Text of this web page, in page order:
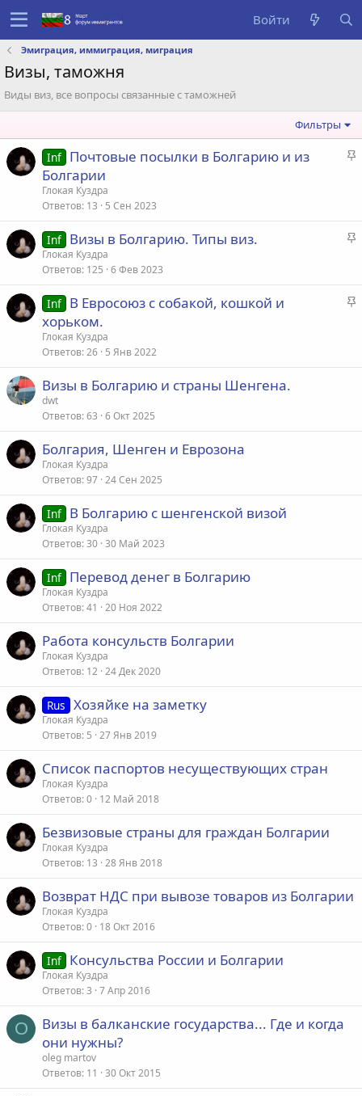
Войти
Эмиграция, иммиграция, миграция
Визы, таможня
Виды виз, все вопросы связанные с таможней
Фильтры
В
я
Inf Почтовые посылки в Болгарию и из
Болгарии
Глокая Куздра
Ответов 13 5 Сен 2023
В
а
Inf Визы в Болгарию. Типы виз.
Глокая Куздра
Ответов 125 6 Фев 2023
В
Inf В Евросоюз с собакой, кошкой и
хорьком.
Глокая Куздра
Ответов 26 5 Янв 2022
Визы в Болгарию и страны Шенгена.
dwt
Ответов 63 6 Окт 2025
Болгария, Шенген и Еврозона
Глокая Куздра
Ответов 97 24 Сен 2025
Inf В Болгарию с шенгенской визой
Глокая Куздра
Ответов 30 30 Май 2023
Inf Перевод денег в Болгарию
Глокая Куздра
Ответов 41 20 Ноя 2022
Работа консульств Болгарии
Глокая Куздра
Ответов 12 24 Дек 2020
Rus Хозяйке на заметку
Глокая Куздра
Ответов 5 27 Янв 2019
Список паспортов несуществующих стран
Глокая Куздра
Ответов 0 12 Май 2018
Безвизовые страны для граждан Болгарии
Глокая Куздра
Ответов 13 28 Янв 2018
Возврат НДС при вывозе товаров из Болгарии
Глокая Куздра
Ответов 0 18 Окт 2016
Inf Консульства России и Болгарии
Глокая Куздра
Ответов 3 7 Апр 2016
O
Визы в балканские государства... Где и когда
они нужны?
oleg martov
Ответов 11 30 Окт 2015